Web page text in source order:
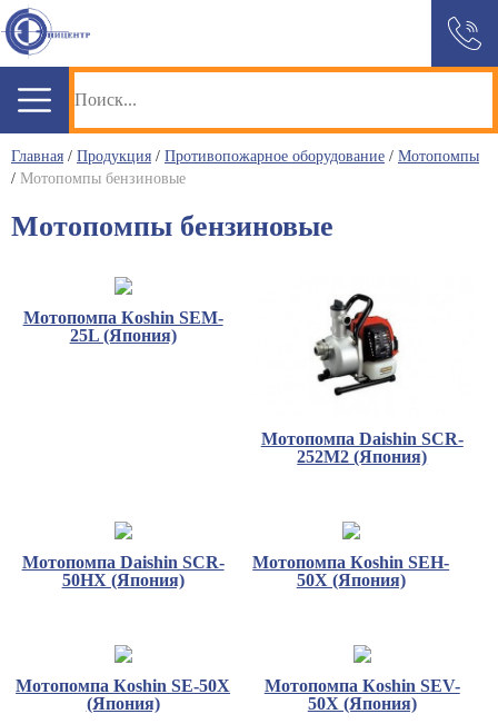
Главная / Продукция / Противопожарное оборудование / Мотопомпы
/ Мотопомпы бензиновые
Мотопомпы бензиновые
Мотопомпа Кoshin SEM-
25L (Япония)
Мотопомпа Daishin SCR-
252M2 (Япония)
Мотопомпа Daishin SCR-
50HX (Япония)
Мотопомпа Кoshin SEH-
50X (Япония)
Мотопомпа Кoshin SE-50X
(Япония)
Мотопомпа Кoshin SEV-
50X (Япония)